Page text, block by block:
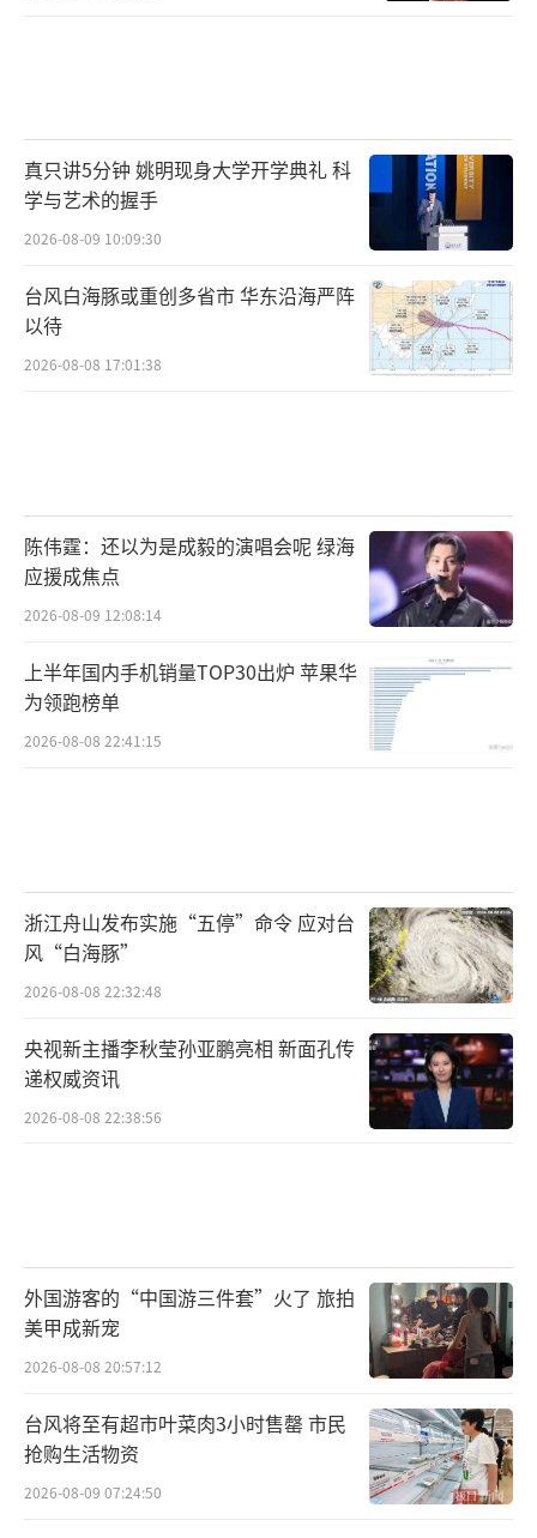
真只讲5分钟 姚明现身大学开学典礼 科
学与艺术的握手
2026-08-09 10:09:30
台风白海豚或重创多省市 华东沿海严阵
以待
2026-08-08 17:01:38
陈伟霆：还以为是成毅的演唱会呢 绿海
应援成焦点
2026-08-09 12:08:14
上半年国内手机销量TOP30出炉 苹果华
为领跑榜单
2026-08-08 22:41:15
浙江舟山发布实施“五停”命令 应对台
风“白海豚”
2026-08-08 22:32:48
央视新主播李秋莹孙亚鹏亮相 新面孔传
递权威资讯
2026-08-08 22:38:56
外国游客的“中国游三件套”火了 旅拍
美甲成新宠
2026-08-08 20:57:12
台风将至有超市叶菜肉3小时售罄 市民
抢购生活物资
2026-08-09 07:24:50